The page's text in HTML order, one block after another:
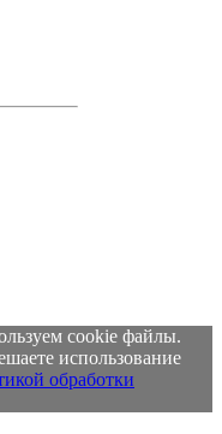
cookie файлы.
использование
обработки